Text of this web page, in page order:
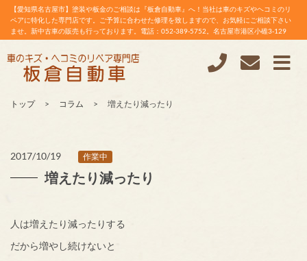
【愛知県名古屋市】塗装や板金のご相談は『板倉自動車』へ！当社は車のキズやヘコミのリ
ペアに特化した専門店です。ご予算に合わせた修理を致しますので、お気軽にご相談下さい
ませ。新中古車の販売も行っております。電話：052-389-5752。名古屋市港区小碓3-129
トップ コラム 増えたり減ったり
2017/10/19 作業中
増えたり減ったり
人は増えたり減ったりする
だから増やし続けないと